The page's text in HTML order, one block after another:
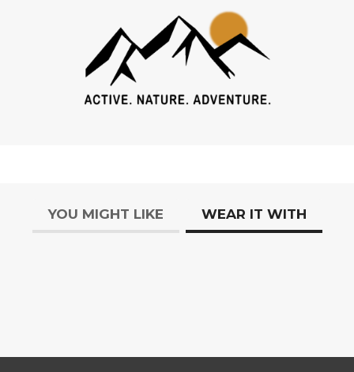
YOU MIGHT LIKE WEAR IT WITH